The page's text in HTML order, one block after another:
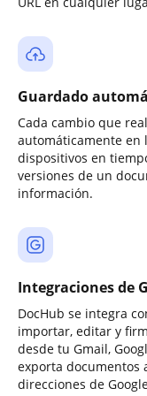
Guardado
Cada cambio que
automáticamente en
dispositivos en
versiones de un
información.
Integraciones de
DocHub se integra
importar, editar y
desde tu Gmail,
exporta documentos
direcciones de